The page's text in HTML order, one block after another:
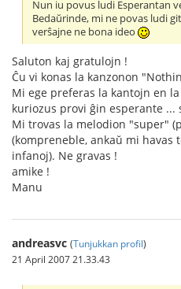
Nun iu povus ludi Esperantan
Bedaŭrinde, mi ne povas ludi
verŝajne ne bona ideo
Saluton kaj gratulojn !
Ĉu vi konas la kanzonon
Mi ege preferas la kantojn en
kuriozus provi ĝin esperante ...
Mi trovas la melodion "super"
(kompreneble, ankaŭ mi havas
infanoj). Ne gravas !
amike !
Manu
andreasvc (Tunjukkan profil)
21 April 2007 21.33.43